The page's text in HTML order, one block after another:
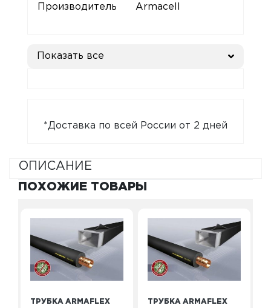
Производитель Armacell
Показать все
*Доставка по всей России от 2 дней
ОПИСАНИЕ
ПОХОЖИЕ ТОВАРЫ
ТРУБКА ARMAFLEX
ТРУБКА ARMAFLEX